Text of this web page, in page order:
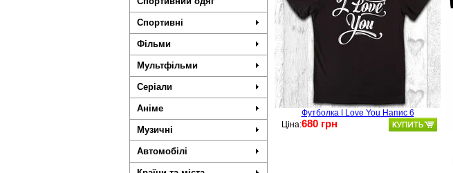
Спортивні
Фільми
Мультфільми
Серіали
Аніме
Музичні
Автомобілі
Футболка I Love You Напис 6
Ціна:680 грн